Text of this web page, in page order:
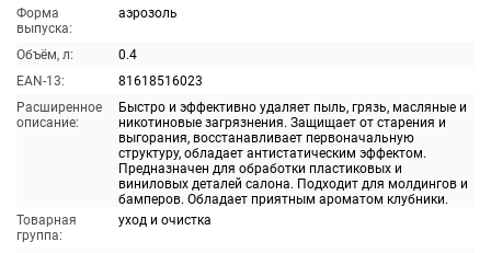
Форма
выпуска:
аэрозоль
Объём, л:
0.4
EAN-13:
81618516023
Расширенное
описание:
Быстро и эффективно удаляет пыль, грязь, масляные и
никотиновые загрязнения. Защищает от старения и
выгорания, восстанавливает первоначальную
структуру, обладает антистатическим эффектом.
Предназначен для обработки пластиковых и
виниловых деталей салона. Подходит для молдингов и
бамперов. Обладает приятным ароматом клубники.
Товарная
группа:
уход и очистка